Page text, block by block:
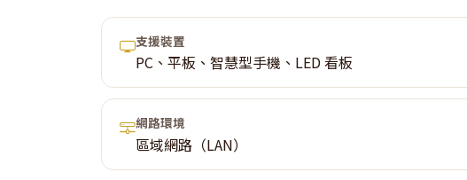
支援裝置
PC、平板、智慧型手機、LED 看板
網路環境
區域網路（LAN）